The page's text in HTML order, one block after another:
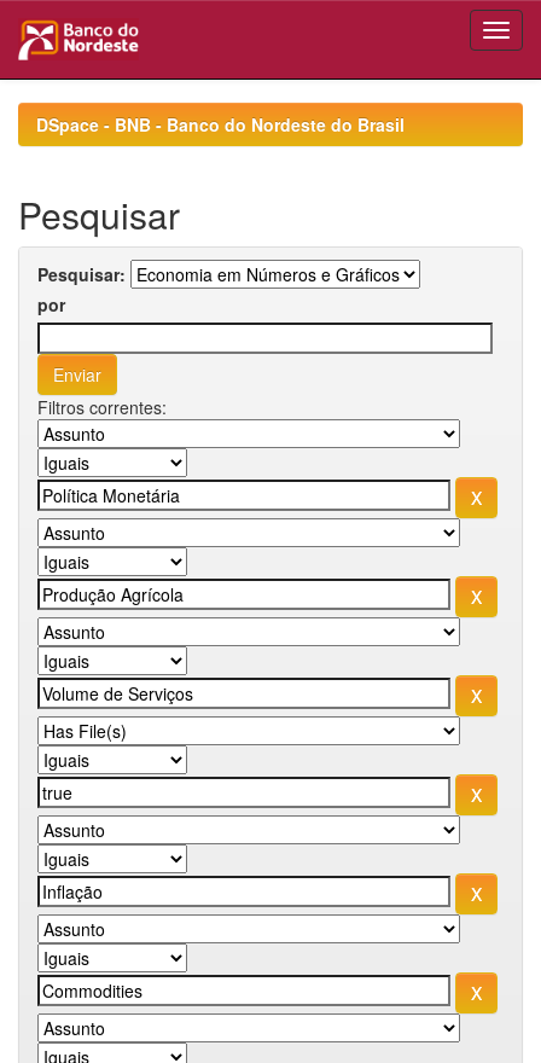
navigationDSpace - BNB - Banco do Nordeste do Brasil
Pesquisar
Pesquisar:
por
Filtros correntes: